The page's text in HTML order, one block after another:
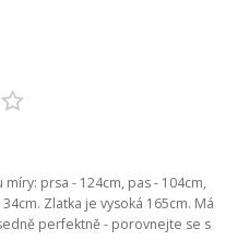
prsa - 124cm, pas - 104cm,
Zlatka je vysoká 165cm. Má
perfektně - porovnejte se s